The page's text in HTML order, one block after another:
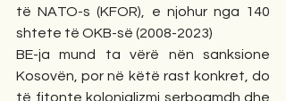
të NATO-s (KFOR), e njohur nga 140
shtete të OKB-së (2008-2023)
BE-ja mund ta vërë nën sanksione
Kosovën, por në këtë rast konkret, do
të fitonte kolonializmi serboamdh dhe